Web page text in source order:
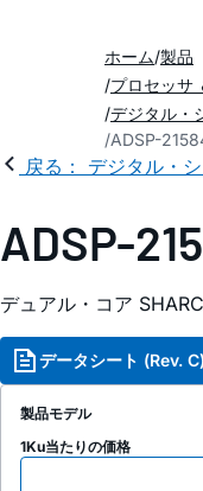
ホーム 製品
プロセッサ
デジタル・
ADSP-
戻る： デジタル・
ADSP-
デュアル・コア
データシート (Rev. C)
製品モデル
1Ku当たりの価格